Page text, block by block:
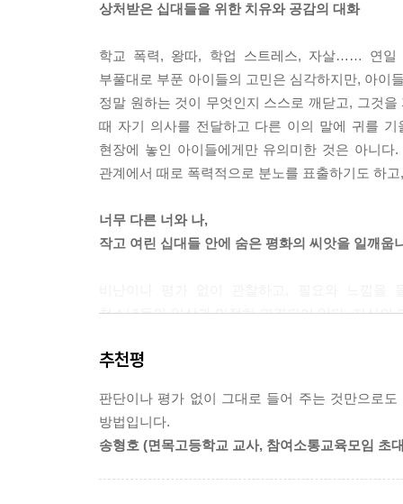
학생들은 ‘어떻게 하면 친구를 사귈 수 있나요?’,
---본문 중에서
상처받은 십대들을 위한 치유와 공감의 대화
학교 폭력, 왕따, 학업 스트레스, 자살…… 연일
부풀대로 부푼 아이들의 고민은 심각하지만, 아이
정말 원하는 것이 무엇인지 스스로 깨닫고, 그것
때 자기 의사를 전달하고 다른 이의 말에 귀를
현장에 놓인 아이들에게만 유의미한 것은 아니다
관계에서 때로 폭력적으로 분노를 표출하기도 하
너무 다른 너와 나,
작고 여린 십대들 안에 숨은 평화의 씨앗을 일깨웁
청소년들의 일상과 밀접히 연결되어 있다. 자신의
예를 통해 비폭력 대화를 우리 삶에서 어떻게 실
넘어져도 괜찮아, 상처 나도 괜찮아
걸음마를 배우듯 시작하는 평화의 언어, 비폭력 대
추천평
판단이나 평가 없이 그대로 들어 주는 것만으로
방법입니다.
송형호 (면목고등학교 교사, 참여소통교육모임 초